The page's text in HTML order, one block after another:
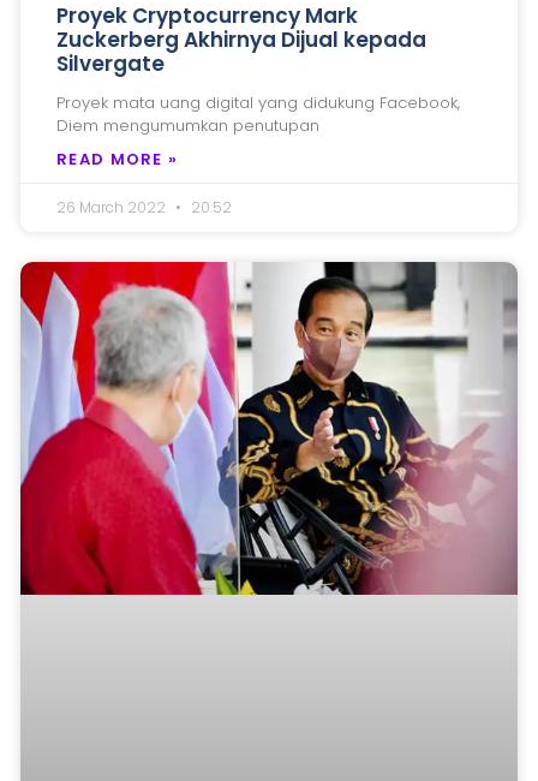
Proyek Cryptocurrency Mark
Zuckerberg Akhirnya Dijual kepada
Silvergate
Proyek mata uang digital yang didukung Facebook,
Diem mengumumkan penutupan
READ MORE »
26 March 2022 20:52